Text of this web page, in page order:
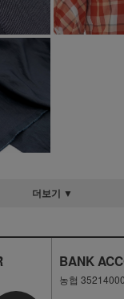
더보기 ▼
BANK
농협